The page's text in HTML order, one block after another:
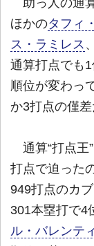
助っ人の通
ほかのタフィ
ス・ラミレス 、
通算打点でも
順位が変わっ
か3打点の僅差
通算“打点王
打点で迫った
949打点のカ
301本塁打で4
ル・バレンテ